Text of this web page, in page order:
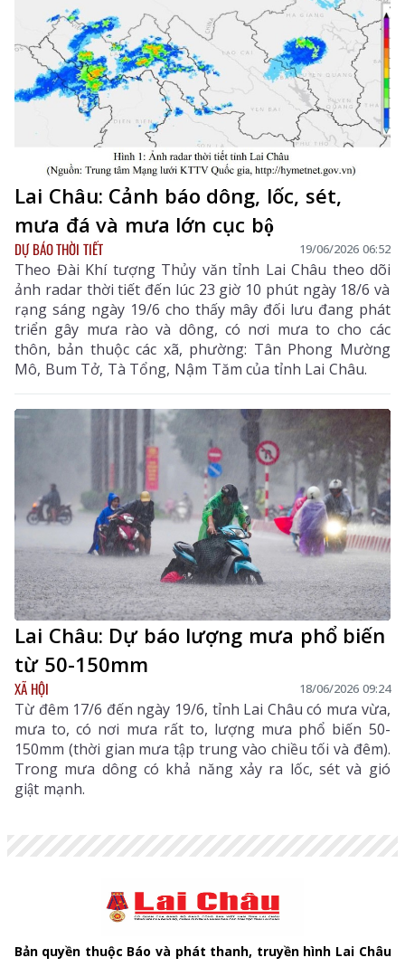
Lai Châu: Cảnh báo dông, lốc, sét,
mưa đá và mưa lớn cục bộ
DỰ BÁO THỜI TIẾT 19/06/2026 06:52
Theo Đài Khí tượng Thủy văn tỉnh Lai Châu theo dõi
ảnh radar thời tiết đến lúc 23 giờ 10 phút ngày 18/6 và
rạng sáng ngày 19/6 cho thấy mây đối lưu đang phát
triển gây mưa rào và dông, có nơi mưa to cho các
thôn, bản thuộc các xã, phường: Tân Phong Mường
Mô, Bum Tở, Tà Tổng, Nậm Tăm của tỉnh Lai Châu.
Lai Châu: Dự báo lượng mưa phổ biến
từ 50-150mm
XÃ HỘI 18/06/2026 09:24
Từ đêm 17/6 đến ngày 19/6, tỉnh Lai Châu có mưa vừa,
mưa to, có nơi mưa rất to, lượng mưa phổ biến 50-
150mm (thời gian mưa tập trung vào chiều tối và đêm).
Trong mưa dông có khả năng xảy ra lốc, sét và gió
giật mạnh.
Bản quyền thuộc Báo và phát thanh, truyền hình Lai Châu